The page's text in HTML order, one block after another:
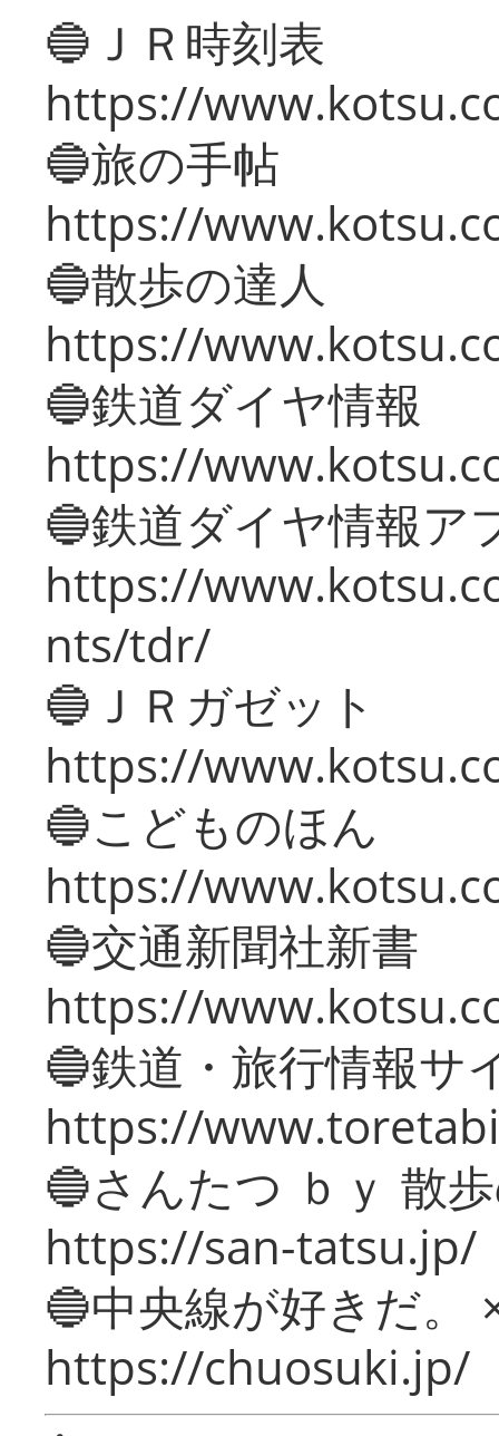
🔵ＪＲ時刻表
https://
🔵旅の手帖
https://
🔵散歩の達人
https://
🔵鉄道ダイヤ情報
https://
🔵鉄道ダイヤ情報ア
https://
nts/tdr/
🔵ＪＲガゼット
https://
🔵こどものほん
https://
🔵交通新聞社新書
https://
🔵鉄道・旅行情報サ
https://
🔵さんたつ ｂｙ 散
https://san-tatsu.jp/
🔵中央線が好きだ。
https://chuosuki.jp/